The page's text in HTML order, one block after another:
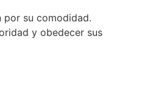
por su comodidad.
y obedecer sus